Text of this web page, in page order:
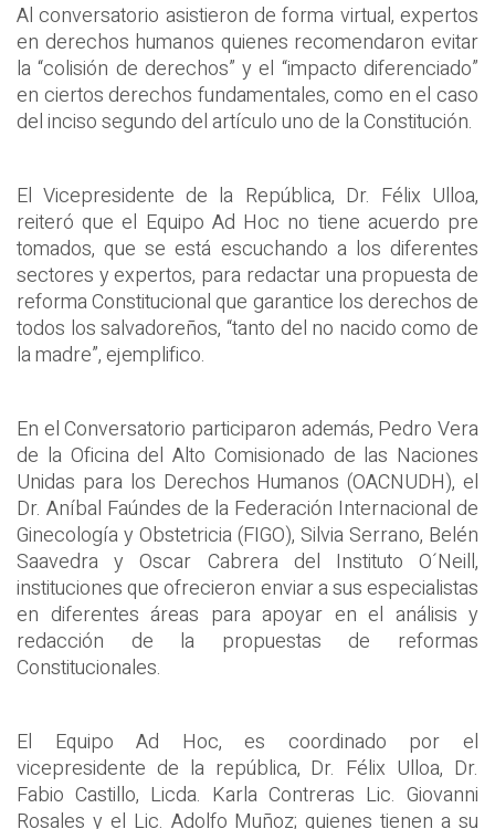
Al conversatorio asistieron de forma virtual, expertos
en derechos humanos quienes recomendaron evitar
la “colisión de derechos” y el “impacto diferenciado”
en ciertos derechos fundamentales, como en el caso
del inciso segundo del artículo uno de la Constitución.
El Vicepresidente de la República, Dr. Félix Ulloa,
reiteró que el Equipo Ad Hoc no tiene acuerdo pre
tomados, que se está escuchando a los diferentes
sectores y expertos, para redactar una propuesta de
reforma Constitucional que garantice los derechos de
todos los salvadoreños, “tanto del no nacido como de
la madre”, ejemplifico.
En el Conversatorio participaron además, Pedro Vera
de la Oficina del Alto Comisionado de las Naciones
Unidas para los Derechos Humanos (OACNUDH), el
Dr. Aníbal Faúndes de la Federación Internacional de
Ginecología y Obstetricia (FIGO), Silvia Serrano, Belén
Saavedra y Oscar Cabrera del Instituto O´Neill,
instituciones que ofrecieron enviar a sus especialistas
en diferentes áreas para apoyar en el análisis y
redacción de la propuestas de reformas
Constitucionales.
El Equipo Ad Hoc, es coordinado por el
vicepresidente de la república, Dr. Félix Ulloa, Dr.
Fabio Castillo, Licda. Karla Contreras Lic. Giovanni
Rosales y el Lic. Adolfo Muñoz; quienes tienen a su